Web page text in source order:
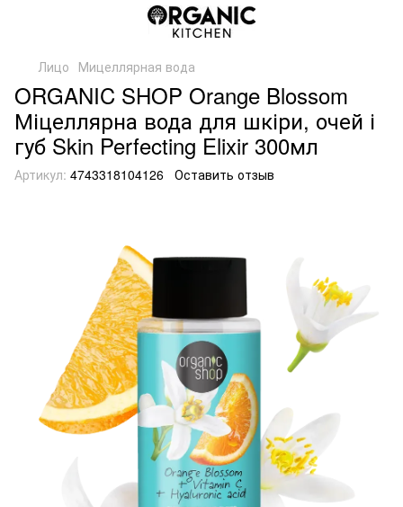
Лицо Мицеллярная вода
ORGANIC SHOP Orange Blossom
Міцеллярна вода для шкіри, очей і
губ Skin Perfecting Elixir 300мл
Артикул: 4743318104126 Оставить отзыв